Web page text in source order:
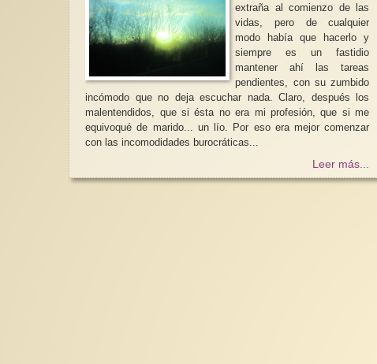
extraña al comienzo de las
vidas, pero de cualquier
modo había que hacerlo y
siempre es un fastidio
mantener ahí las tareas
pendientes, con su zumbido
incómodo que no deja escuchar nada. Claro, después los
malentendidos, que si ésta no era mi profesión, que si me
equivoqué de marido... un lío. Por eso era mejor comenzar
con las incomodidades burocráticas...
Leer más...